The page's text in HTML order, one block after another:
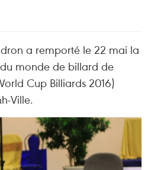
a remporté le 22 mai la
monde de billard de
Cup Billiards 2016)
Ville.